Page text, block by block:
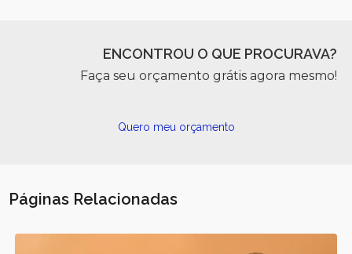
ENCONTROU O QUE PROCURAVA?
Faça seu orçamento grátis agora mesmo!
Quero meu orçamento
Páginas Relacionadas